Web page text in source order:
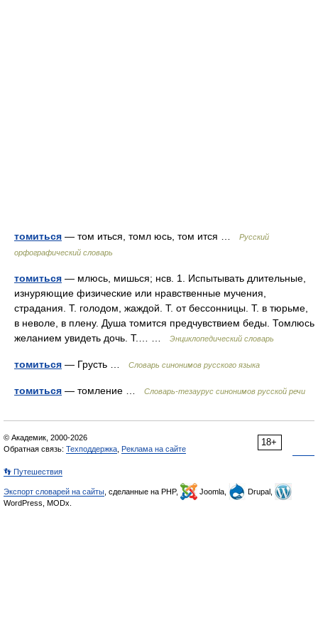
томиться — том иться, томл юсь, том ится …
Русский
орфографический словарь
томиться — млюсь, мишься; нсв. 1. Испытывать длительные,
изнуряющие физические или нравственные мучения,
страдания. Т. голодом, жаждой. Т. от бессонницы. Т. в тюрьме,
в неволе, в плену. Душа томится предчувствием беды. Томлюсь
желанием увидеть дочь. Т.… …
Энциклопедический словарь
томиться — Грусть … Словарь синонимов русского языка
томиться — томление … Словарь-тезаурус синонимов русской речи
18+
© Академик, 2000-2026
Обратная связь: Техподдержка Реклама на сайте
👣 Путешествия
Экспорт словарей на сайты , сделанные на PHP, Joomla,
Drupal,
WordPress, MODx.